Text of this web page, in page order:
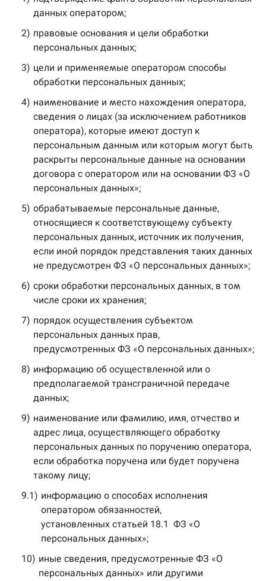
данных оператором;
2) правовые основания и цели обработки
персональных данных;
3) цели и применяемые оператором способы
обработки персональных данных;
4) наименование и место нахождения оператора,
сведения о лицах (за исключением работников
оператора), которые имеют доступ к
персональным данным или которым могут быть
раскрыты персональные данные на основании
договора с оператором или на основании ФЗ «О
персональных данных»;
5) обрабатываемые персональные данные,
относящиеся к соответствующему субъекту
персональных данных, источник их получения,
если иной порядок представления таких данных
не предусмотрен ФЗ «О персональных данных»;
6) сроки обработки персональных данных, в том
числе сроки их хранения;
7) порядок осуществления субъектом
персональных данных прав,
предусмотренных ФЗ «О персональных данных»;
8) информацию об осуществленной или о
предполагаемой трансграничной передаче
данных;
9) наименование или фамилию, имя, отчество и
адрес лица, осуществляющего обработку
персональных данных по поручению оператора,
если обработка поручена или будет поручена
такому лицу;
9.1) информацию о способах исполнения
оператором обязанностей,
установленных статьей 18.1 ФЗ «О
персональных данных»;
10) иные сведения, предусмотренные ФЗ «О
персональных данных» или другими